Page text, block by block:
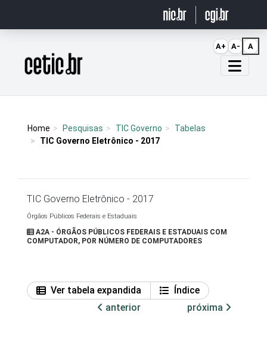
Página inicial
Home Pesquisas TIC Governo
Tabelas
TIC Governo Eletrônico - 2017
TIC Governo Eletrônico - 2017
Órgãos Públicos Federais e Estaduais
A2A - ÓRGÃOS PÚBLICOS FEDERAIS E ESTADUAIS COM
COMPUTADOR, POR NÚMERO DE COMPUTADORES
Ver tabela expandida
Índice
anterior
próxima
A+ A- A